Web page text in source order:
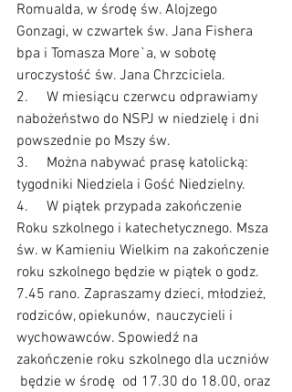
Romualda, w środę św. Alojzego
Gonzagi, w czwartek św. Jana Fishera
bpa i Tomasza More`a, w sobotę
uroczystość św. Jana Chrzciciela.
2.     W miesiącu czerwcu odprawiamy
nabożeństwo do NSPJ w niedzielę i dni
powszednie po Mszy św.
3.     Można nabywać prasę katolicką:
tygodniki Niedziela i Gość Niedzielny.
4.     W piątek przypada zakończenie
Roku szkolnego i katechetycznego. Msza
św. w Kamieniu Wielkim na zakończenie
roku szkolnego będzie w piątek o godz.
7.45 rano. Zapraszamy dzieci, młodzież,
rodziców, opiekunów,  nauczycieli i
wychowawców. Spowiedź na
zakończenie roku szkolnego dla uczniów
będzie w środę  od 17.30 do 18.00, oraz